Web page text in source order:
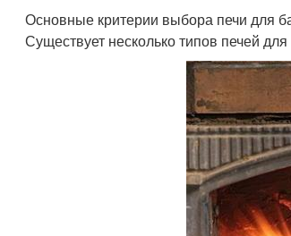
Основные критерии выбора печи для
Существует несколько типов печей